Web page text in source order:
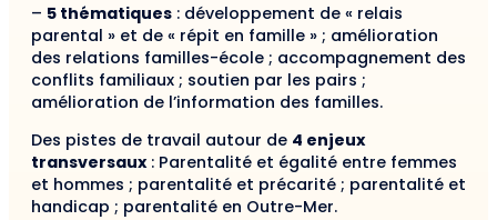
– 5 thématiques : développement de « relais
parental » et de « répit en famille » ; amélioration
des relations familles-école ; accompagnement des
conflits familiaux ; soutien par les pairs ;
amélioration de l’information des familles.
Des pistes de travail autour de 4 enjeux
transversaux: Parentalité et égalité entre femmes
et hommes ; parentalité et précarité ; parentalité et
handicap ; parentalité en Outre-Mer.